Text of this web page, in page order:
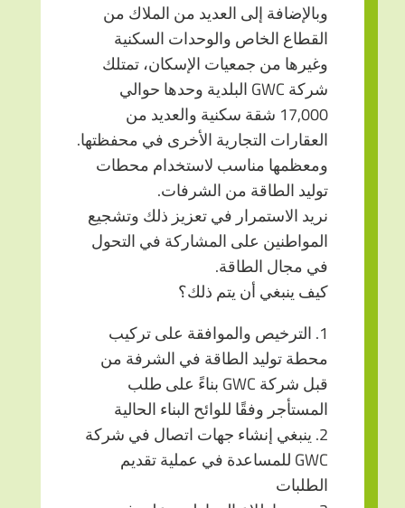
وبالإضافة إلى العديد من الملاك من
القطاع الخاص والوحدات السكنية
وغيرها من جمعيات الإسكان، تمتلك
شركة GWC البلدية وحدها حوالي
17,000 شقة سكنية والعديد من
العقارات التجارية الأخرى في محفظتها.
ومعظمها مناسب لاستخدام محطات
توليد الطاقة من الشرفات.
نريد الاستمرار في تعزيز ذلك وتشجيع
المواطنين على المشاركة في التحول
في مجال الطاقة.
كيف ينبغي أن يتم ذلك؟
1. الترخيص والموافقة على تركيب
محطة توليد الطاقة في الشرفة من
قبل شركة GWC بناءً على طلب
المستأجر وفقًا للوائح البناء الحالية
2. ينبغي إنشاء جهات اتصال في شركة
GWC للمساعدة في عملية تقديم
الطلبات